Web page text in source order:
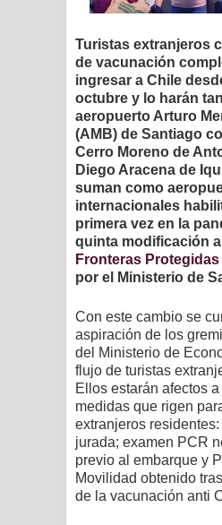
Turistas extranjeros
de vacunación
ingresar a Chile
octubre y lo harán
aeropuerto Arturo
(AMB) de Santiago
Cerro Moreno de
Diego Aracena de
suman como
internacionales
primera vez en la
quinta modificación
Fronteras Protegidas
por el Ministerio de
Con este cambio se
aspiración de los
del Ministerio de
flujo de turistas
Ellos estarán afectos
medidas que rigen
extranjeros
jurada; examen PCR
previo al embarque y
Movilidad obtenido
de la vacunación anti